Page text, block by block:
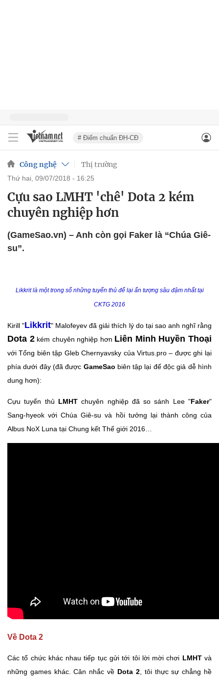
# Điểm chuẩn ĐH-CĐ
Công nghệ Thị trường
thứ hai, 09/07/2018 - 16:25
Cựu sao LMHT 'chê' Dota 2 kém
chuyên nghiệp hơn
(GameSao.vn) – Anh còn gọi Faker là “Chúa Giê-
su”.
Likkrit là một trong số những tuyển thủ để lại ấn tượng sâu đậm nhất tại
CKTG 2016
Kirill "Likkrit" Malofeyev đã giải thích lý do tại sao anh nghĩ rằng
Dota 2kém chuyên nghiệp hơn Liên Minh Huyền Thoại
với Tổng biên tập Gleb Chernyavsky của Virtus.pro – được ghi lại
phía dưới đây (đã được GameSao biên tập lại để độc giả dễ hình
dung hơn):
Cựu tuyển thủ LMHTchuyên nghiệp đã so sánh Lee "Faker"
Sang-hyeok với Chúa Giê-su và hồi tưởng lại thành công của
Albus NoX Luna tại Chung kết Thế giới 2016…
Về Dota 2
Các tổ chức khác nhau tiếp tục gửi tới tôi lời mời chơi LMHTvà
những games khác. Cân nhắc về Dota 2, tôi thực sự chẳng hề